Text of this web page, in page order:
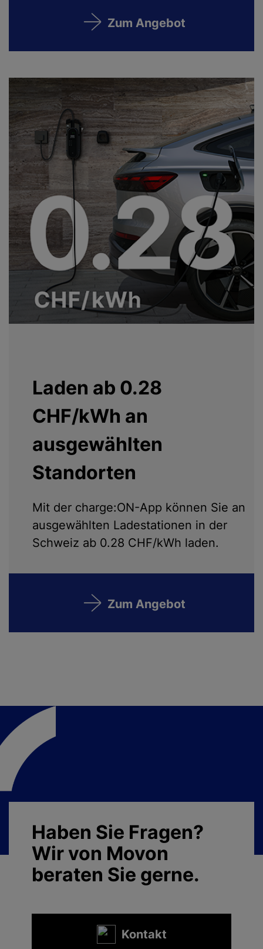
Zum Angebot
Laden ab 0.28
CHF/kWh an
ausgewählten
Standorten
Mit der charge:ON-App können Sie an
ausgewählten Ladestationen in der
Schweiz ab 0.28 CHF/kWh laden.
Zum Angebot
Haben Sie Fragen?
Wir von Movon
beraten Sie gerne.
Kontakt